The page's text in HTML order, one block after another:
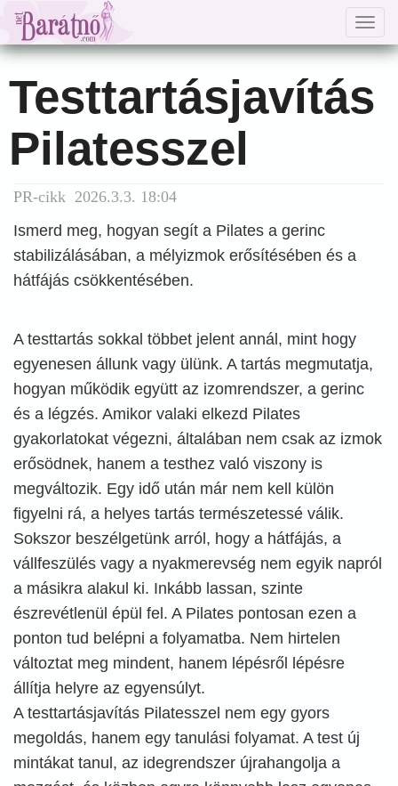
Testtartásjavítás
Pilatesszel
PR-cikk 2026.3.3. 18:04
Ismerd meg, hogyan segít a Pilates a gerinc
stabilizálásában, a mélyizmok erősítésében és a
hátfájás csökkentésében.
A testtartás sokkal többet jelent annál, mint hogy
egyenesen állunk vagy ülünk. A tartás megmutatja,
hogyan működik együtt az izomrendszer, a gerinc
és a légzés. Amikor valaki elkezd Pilates
gyakorlatokat végezni, általában nem csak az izmok
erősödnek, hanem a testhez való viszony is
megváltozik. Egy idő után már nem kell külön
figyelni rá, a helyes tartás természetessé válik.
Sokszor beszélgetünk arról, hogy a hátfájás, a
vállfeszülés vagy a nyakmerevség nem egyik napról
a másikra alakul ki. Inkább lassan, szinte
észrevétlenül épül fel. A Pilates pontosan ezen a
ponton tud belépni a folyamatba. Nem hirtelen
változtat meg mindent, hanem lépésről lépésre
állítja helyre az egyensúlyt.
A testtartásjavítás Pilatesszel nem egy gyors
megoldás, hanem egy tanulási folyamat. A test új
mintákat tanul, az idegrendszer újrahangolja a